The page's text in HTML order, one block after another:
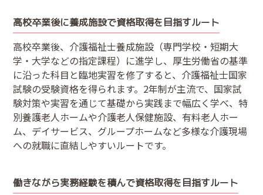
高校卒業後に養成施設で資格取得を目指すルート
高校卒業後、介護福祉士養成施設（専門学校・短期大
学・大学などの指定課程）に進学し、厚生労働省の基準
に沿った科目と臨地実習を修了すると、介護福祉士国家
試験の受験資格を得られます。2年制が主流で、国家試
験対策や実習を通じて基礎から実践まで幅広く学べ、特
別養護老人ホームや介護老人保健施設、有料老人ホー
ム、デイサービス、グループホームなど多様な介護現場
への就職に直結しやすいルートです。
働きながら実務経験を積んで資格取得を目指すルート